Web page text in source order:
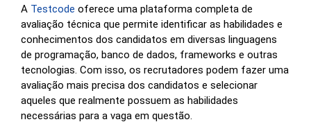
A Testcode oferece uma plataforma completa de
avaliação técnica que permite identificar as habilidades e
conhecimentos dos candidatos em diversas linguagens
de programação, banco de dados, frameworks e outras
tecnologias. Com isso, os recrutadores podem fazer uma
avaliação mais precisa dos candidatos e selecionar
aqueles que realmente possuem as habilidades
necessárias para a vaga em questão.